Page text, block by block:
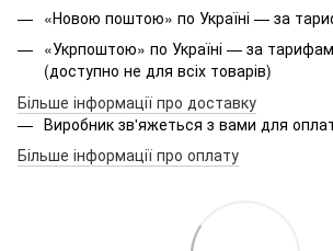
«Новою поштою» по Україні — за
«Укрпоштою» по Україні — за
(доступно не для всіх товарів)
Більше інформації про доставку
Виробник зв'яжеться з вами для
Більше інформації про оплату